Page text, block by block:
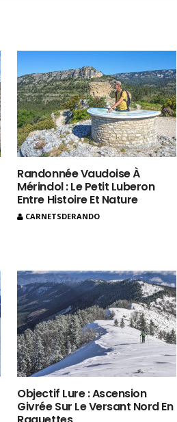
Randonnée Vaudoise À
Mérindol : Le Petit Luberon
Entre Histoire Et Nature
CARNETSDERANDO
Objectif Lure : Ascension
Givrée Sur Le Versant Nord En